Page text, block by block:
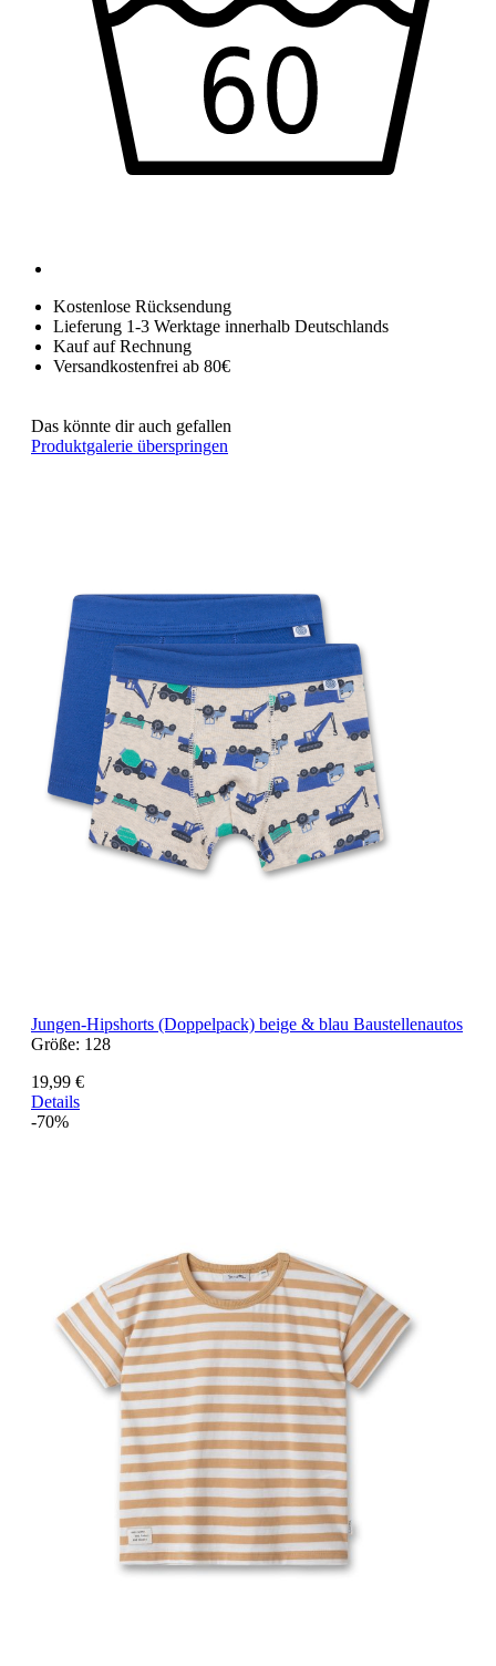
Kostenlose Rücksendung
Lieferung 1-3 Werktage innerhalb Deutschlands
Kauf auf Rechnung
Versandkostenfrei ab 80€
Das könnte dir auch gefallen
Produktgalerie überspringen
Jungen-Hipshorts (Doppelpack) beige & blau Baustellenautos
Größe: 128
19,99 €
Details
-70%